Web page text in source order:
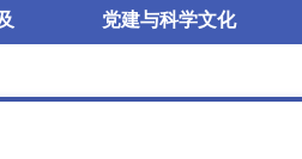
党建与科学文化